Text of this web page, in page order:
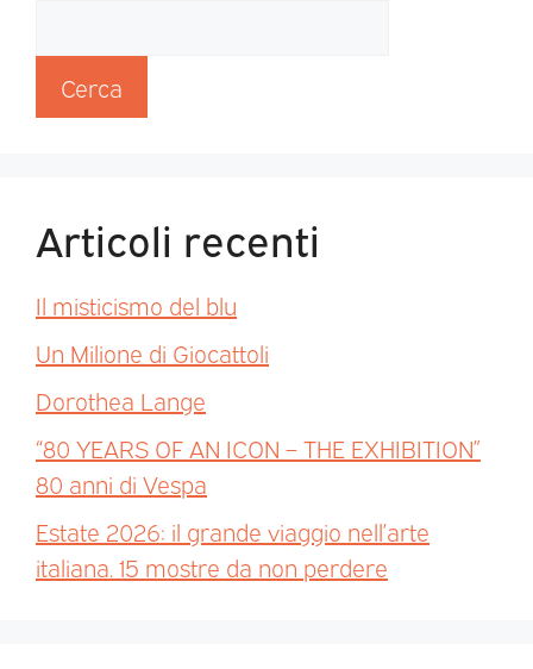
Cerca
Articoli recenti
Il misticismo del blu
Un Milione di Giocattoli
Dorothea Lange
“80 YEARS OF AN ICON – THE EXHIBITION”
80 anni di Vespa
Estate 2026: il grande viaggio nell’arte
italiana. 15 mostre da non perdere